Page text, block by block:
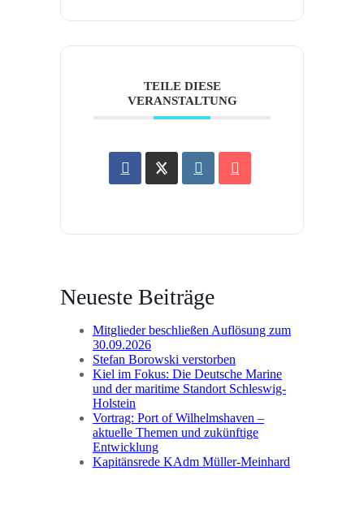
TEILE DIESE
VERANSTALTUNG
Neueste Beiträge
Mitglieder beschließen Auflösung zum
30.09.2026
Stefan Borowski verstorben
Kiel im Fokus: Die Deutsche Marine
und der maritime Standort Schleswig-
Holstein
Vortrag: Port of Wilhelmshaven –
aktuelle Themen und zukünftige
Entwicklung
Kapitänsrede KAdm Müller-Meinhard